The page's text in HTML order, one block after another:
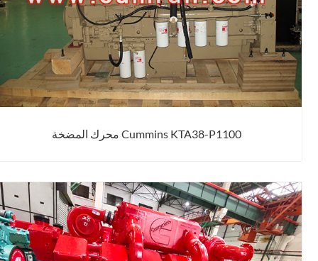
Cummins KTA38-P1100 محرك المضخة